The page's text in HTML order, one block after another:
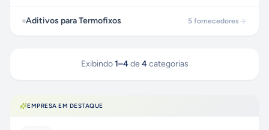
Aditivos para Termofixos 5 fornecedores
Exibindo 1–4 de 4 categorias
EMPRESA EM DESTAQUE